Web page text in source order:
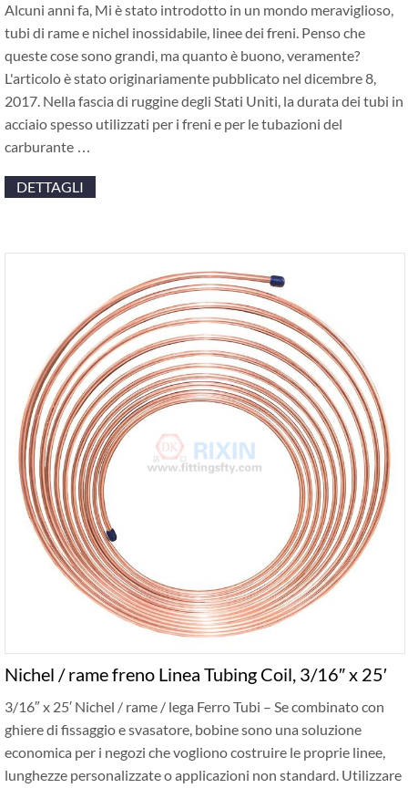
Alcuni anni fa, Mi è stato introdotto in un mondo meraviglioso,
tubi di rame e nichel inossidabile, linee dei freni. Penso che
queste cose sono grandi, ma quanto è buono, veramente?
L'articolo è stato originariamente pubblicato nel dicembre 8,
2017. Nella fascia di ruggine degli Stati Uniti, la durata dei tubi in
acciaio spesso utilizzati per i freni e per le tubazioni del
carburante …
DETTAGLI
Nichel / rame freno Linea Tubing Coil, 3/16″ x 25′
3/16″ x 25′ Nichel / rame / lega Ferro Tubi – Se combinato con
ghiere di fissaggio e svasatore, bobine sono una soluzione
economica per i negozi che vogliono costruire le proprie linee,
lunghezze personalizzate o applicazioni non standard. Utilizzare